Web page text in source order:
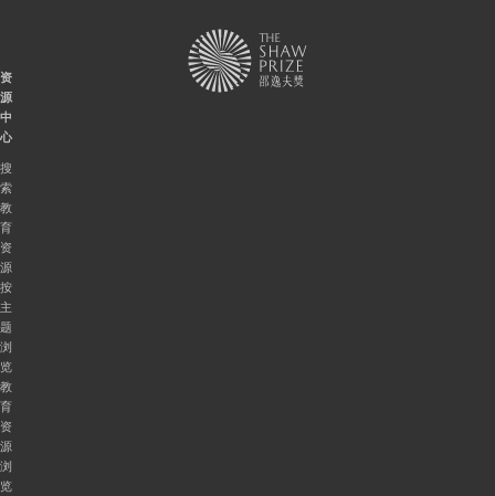
资
源
中
心
搜
索
教
育
资
源
按
主
题
浏
览
教
育
资
源
浏
览